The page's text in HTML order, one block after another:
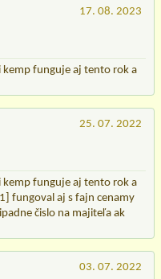
17. 08. 2023
funguje aj tento rok a
25. 07. 2022
funguje aj tento rok a
fungoval aj s fajn cenamy
čislo na majiteľa ak
03. 07. 2022